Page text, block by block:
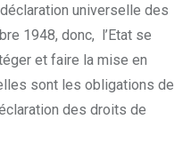
universelle des
1948, donc, l’Etat se
et faire la mise en
sont les obligations de
des droits de